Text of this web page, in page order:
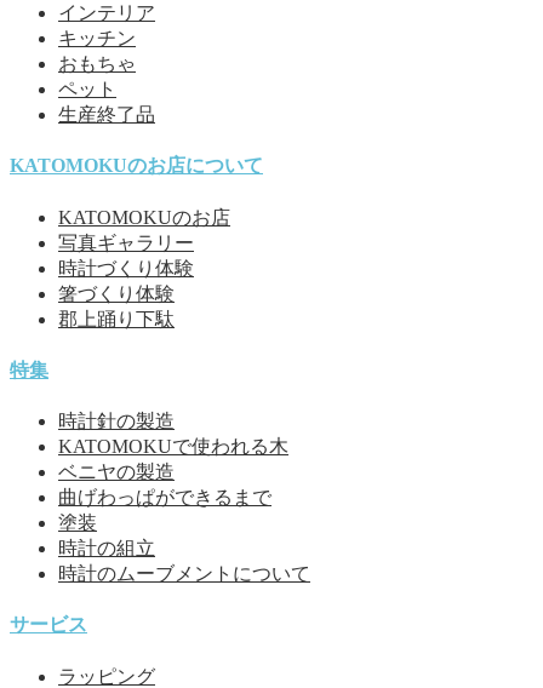
インテリア
キッチン
おもちゃ
ペット
生産終了品
KATOMOKUのお店について
KATOMOKUのお店
写真ギャラリー
時計づくり体験
箸づくり体験
郡上踊り下駄
特集
時計針の製造
KATOMOKUで使われる木
ベニヤの製造
曲げわっぱができるまで
塗装
時計の組立
時計のムーブメントについて
サービス
ラッピング